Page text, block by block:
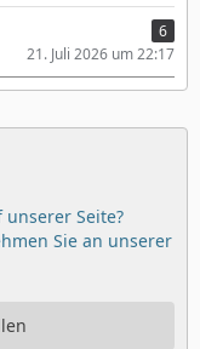
6
21. Juli 2026 um 22:17
Seite?
Sie an unserer